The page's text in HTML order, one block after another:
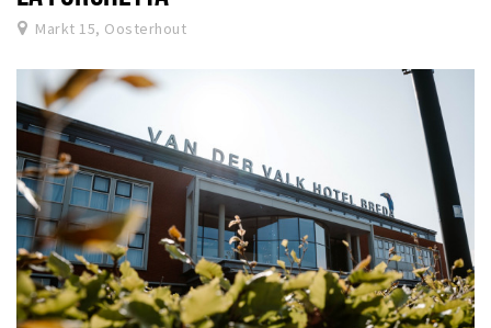
Markt 15, Oosterhout